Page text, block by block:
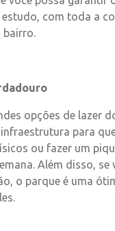
com toda a
bairro.
opções de lazer
para
ou fazer um
Além disso, se
o parque é uma